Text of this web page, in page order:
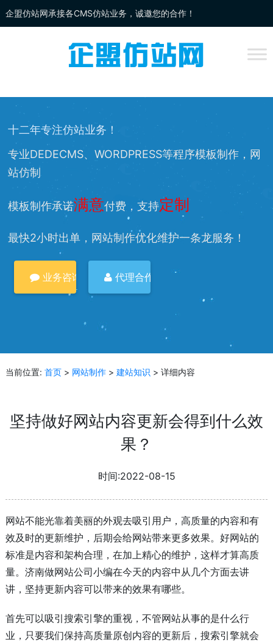
企盟仿站网承接各CMS仿站业务，诚邀您的合作！
DEDECMS仿站 、WORDPRESS仿站
、网站兼容等服务，欢迎您的访问！
十二年专注仿站业务！
专业DEDECMS、WORDPRESS等程序模板制作，网
站仿制
模板制作承诺满意付费，支持定制
最快2小时出单，网站制作优化维护一条龙服务！
业务咨询 代理合作
当前位置: 首页> 网站制作> 建站知识 > 详细内容
坚持做好网站内容更新会得到什么效
果？
时间:2022-08-15
网站不能光靠着美丽的外观去吸引用户，高质量的内容和有
效及时的更新维护，后期会给网站带来更多效果。好网站的
标准是内容和架构合理，在加上精心的维护，这样才算高质
量。济南做网站公司小编在今天的内容中从几个方面去讲
讲，坚持更新内容可以带来的效果有哪些。
首先可以吸引搜索引擎的重视，不管网站从事的是什么行
业，只要我们保持高质量原创内容的更新后，搜索引擎就会